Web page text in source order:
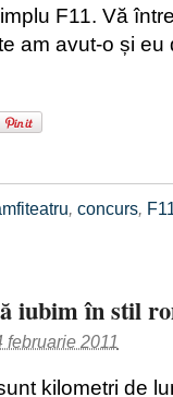
F11. Vă
am avut-o și eu
, concurs,
iubim în stil
februarie 2011
kilometri de